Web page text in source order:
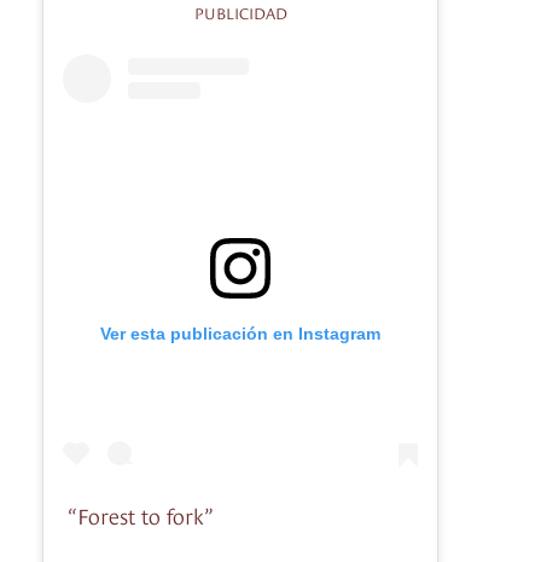
PUBLICIDAD
Ver esta publicación en Instagram
“Forest to fork”